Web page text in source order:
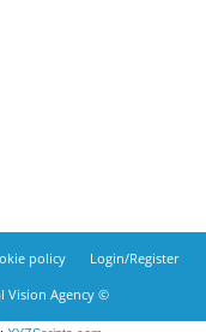
policy
Login/Register
Vision Agency ©